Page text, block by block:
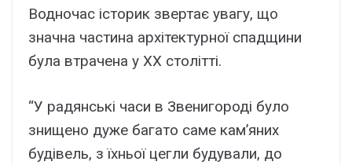
Водночас історик звертає увагу, що
значна частина архітектурної спадщини
була втрачена у XX столітті.
“У радянські часи в Звенигороді було
знищено дуже багато саме кам’яних
будівель, з їхньої цегли будували, до